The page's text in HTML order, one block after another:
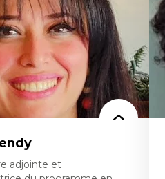
données massives et l’IA
quantitative et qualitative sur
médiatiques
des techniques de recherche
et l’IA
droits de la personne
politique d’Hannah Arendt
politique à l’ère numérique
et normes
adjointe et